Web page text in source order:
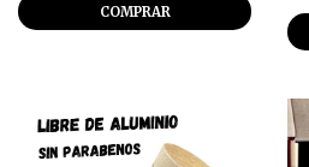
COMPRAR